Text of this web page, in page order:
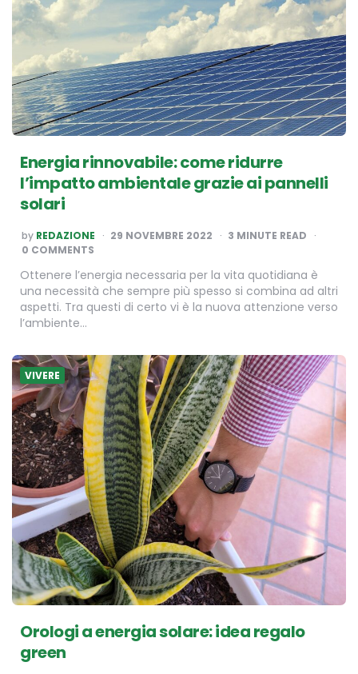
Energia rinnovabile: come ridurre
l’impatto ambientale grazie ai pannelli
solari
POSTED
BY
by REDAZIONE 29 NOVEMBRE 2022 3 MINUTE READ
0 COMMENTS
Ottenere l’energia necessaria per la vita quotidiana è
una necessità che sempre più spesso si combina ad altri
aspetti. Tra questi di certo vi è la nuova attenzione verso
l’ambiente…
VIVERE
Orologi a energia solare: idea regalo
green